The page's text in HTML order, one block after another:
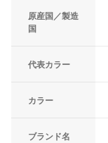
原産国／製造
国
代表カラー
カラー
ブランド名